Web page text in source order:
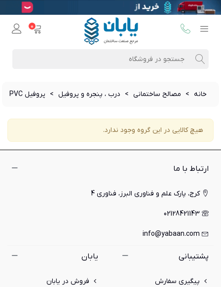
0
خانه > مصالح ساختمانی > درب ، پنجره و پروفیل > پروفیل PVC
هیچ کالایی در این گروه وجود ندارد.
ارتباط با ما
کرج، پارک علم و فناوری البرز، فناوری 4
02128421143
info@yabaan.com
پشتیبانی
پیگیری سفارش
یابان
فروش در یابان